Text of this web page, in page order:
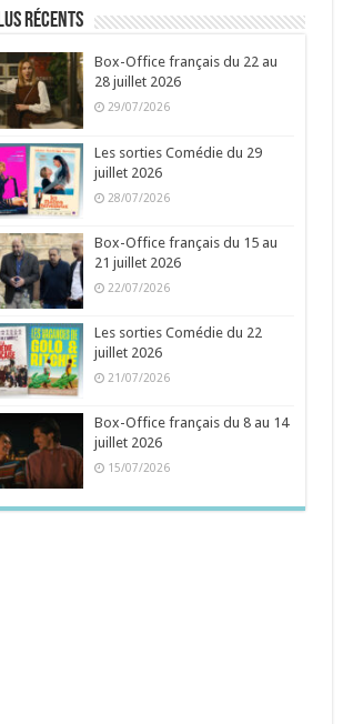
récents
Box-Office français du 22 au
28 juillet 2026
29/07/2026
Les sorties Comédie du 29
juillet 2026
28/07/2026
Box-Office français du 15 au
21 juillet 2026
22/07/2026
Les sorties Comédie du 22
juillet 2026
21/07/2026
Box-Office français du 8 au 14
juillet 2026
15/07/2026